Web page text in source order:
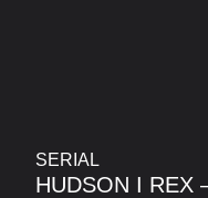
SERIAL
HUDSON I REX